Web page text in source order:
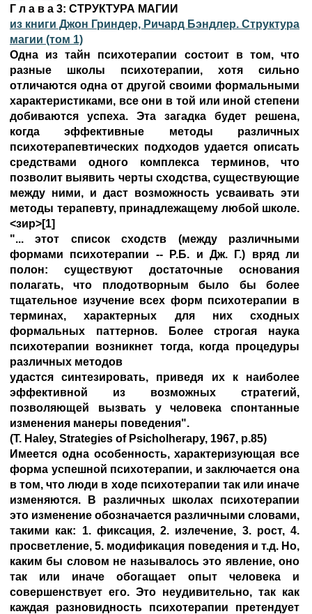
Г л а в а 3: СТРУКТУРА MAГИИ
из книги Джон Гриндер, Ричард Бэндлер. Структура
магии (том 1)
Одна из тайн психотерапии состоит в том, что
разные школы психотерапии, хотя сильно
отличаются одна от другой своими формальными
характеристиками, все они в той или иной степени
добиваются успеха. Эта загадка будет решена,
когда эффективные методы различных
психотерапевтических подходов удается описать
средствами одного комплекса терминов, что
позволит выявить черты сходства, существующие
между ними, и даст возможность усваивать эти
методы терапевту, принадлежащему любой школе.
<зир>[1]
"... этот список сходств (между различными
формами психотерапии -- Р.Б. и Дж. Г.) вряд ли
полон: существуют достаточные основания
полагать, что плодотворным было бы более
тщательное изучение всех форм психотерапии в
терминах, характерных для них сходных
формальных паттернов. Более строгая наука
психотерапии возникнет тогда, когда процедуры
различных методов
удастся синтезировать, приведя их к наиболее
эффективной из возможных стратегий,
позволяющей вызвать у человека спонтанные
изменения манеры поведения".
(Т. Haley, Strategies of Psicholherapy, 1967, p.85)
Имеется одна особенность, характеризующая все
форма успешной психотерапии, и заключается она
в том, что люди в ходе психотерапии так или иначе
изменяются. В различных школах психотерапии
это изменение обозначается различными словами,
такими как: 1. фиксация, 2. излечение, 3. рост, 4.
просветление, 5. модификация поведения и т.д. Но,
каким бы словом не называлось это явление, оно
так или иначе обогащает опыт человека и
совершенствует его. Это неудивительно, так как
каждая разновидность психотерапии претендует